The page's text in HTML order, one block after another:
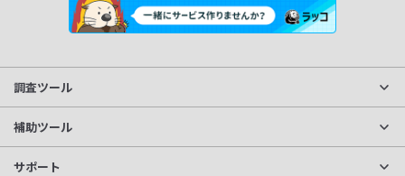
調査ツール
サイト分析
獲得キーワード調査
補助ツール
文字数カウント
サポート